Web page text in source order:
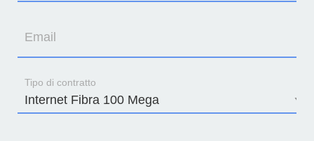
Email
Tipo di contratto